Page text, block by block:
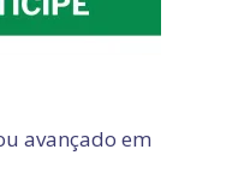
avançado em